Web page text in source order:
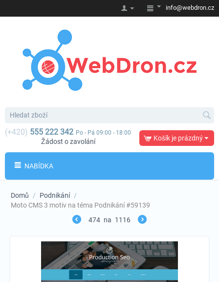
info@webdron.cz
(+420) 555 222 342 Po - Pá 09:00 - 18:00
Žádost o zavolání Košík je prázdný
NABÍDKA
Domů / Podnikání /
Moto CMS 3 motiv na téma Podnikání #59139
474 na 1116